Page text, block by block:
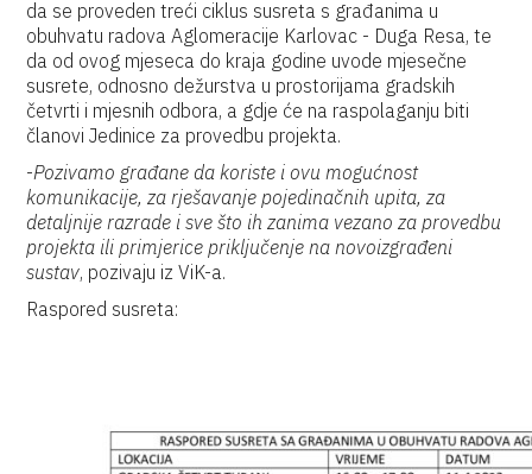
da se proveden treći ciklus susreta s građanima u
obuhvatu radova Aglomeracije Karlovac - Duga Resa, te
da od ovog mjeseca do kraja godine uvode mjesečne
susrete, odnosno dežurstva u prostorijama gradskih
četvrti i mjesnih odbora, a gdje će na raspolaganju biti
članovi Jedinice za provedbu projekta.
-Pozivamo građane da koriste i ovu mogućnost
komunikacije, za rješavanje pojedinačnih upita, za
detaljnije razrade i sve što ih zanima vezano za provedbu
projekta ili primjerice priključenje na novoizgrađeni
sustav, pozivaju iz ViK-a.
Raspored susreta: